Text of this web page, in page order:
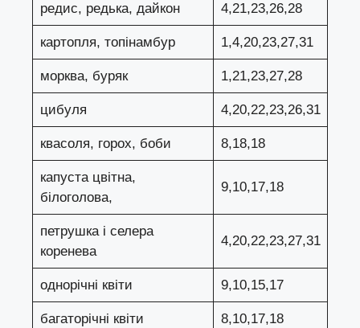
редис, редька, дайкон 4,21,23,26,28
картопля, топінамбур 1,4,20,23,27,31
морква, буряк 1,21,23,27,28
цибуля 4,20,22,23,26,31
квасоля, горох, боби 8,18,18
капуста цвітна,
білоголова,
9,10,17,18
петрушка і селера
коренева
4,20,22,23,27,31
однорічні квіти 9,10,15,17
багаторічні квіти 8,10,17,18